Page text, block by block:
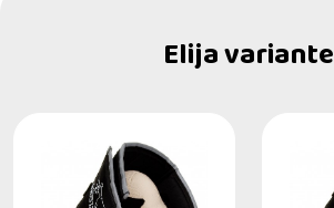
Elija variante